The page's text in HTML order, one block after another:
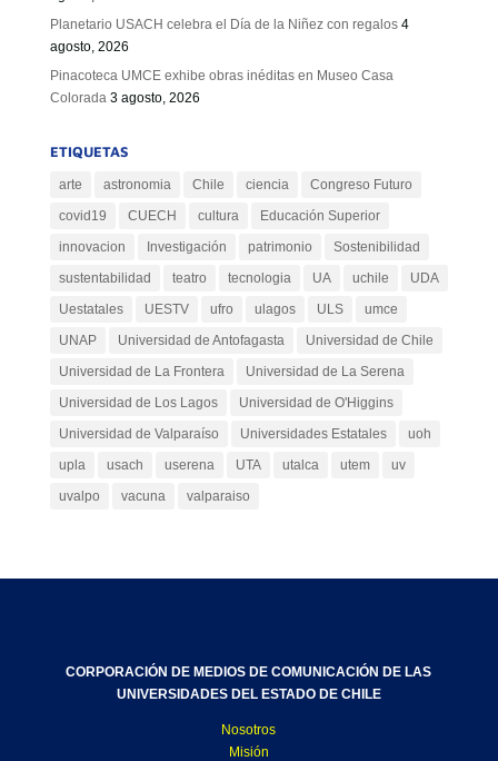
Planetario USACH celebra el Día de la Niñez con regalos 4
agosto, 2026
Pinacoteca UMCE exhibe obras inéditas en Museo Casa
Colorada 3 agosto, 2026
ETIQUETAS
arte astronomia Chile ciencia
Congreso Futuro
covid19
CUECH cultura
Educación Superior
innovacion
Investigación patrimonio
Sostenibilidad
sustentabilidad
teatro tecnologia UA uchile
UDA
Uestatales
UESTV ufro ulagos ULS
umce
UNAP
Universidad de Antofagasta
Universidad de Chile
Universidad de La Frontera
Universidad de La Serena
Universidad de Los Lagos
Universidad de O'Higgins
Universidad de Valparaíso
Universidades Estatales
uoh
upla
usach userena UTA utalca utem
uv
uvalpo
vacuna valparaiso
CORPORACIÓN DE MEDIOS DE COMUNICACIÓN DE LAS
UNIVERSIDADES DEL ESTADO DE CHILE
Nosotros
Misión